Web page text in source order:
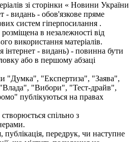
зі сторінки « Новини України
- видань - обов'язкове пряме
систем гіперпосилання .
в незалежності від
використання матеріалів.
інтернет - видань) - повинна бути
або в першому абзаці
"Думка", "Експертиза", "Заява",
"Вибори", "Тест-драйв",
публікуються на правах
спільно з
публікація, передрук, чи наступне